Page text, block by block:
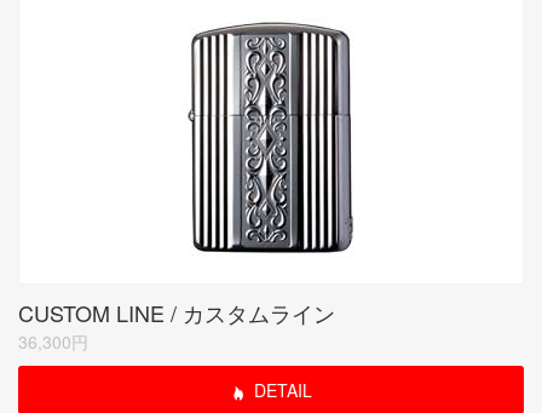
CUSTOM LINE / カスタムライン
36,300円
DETAIL